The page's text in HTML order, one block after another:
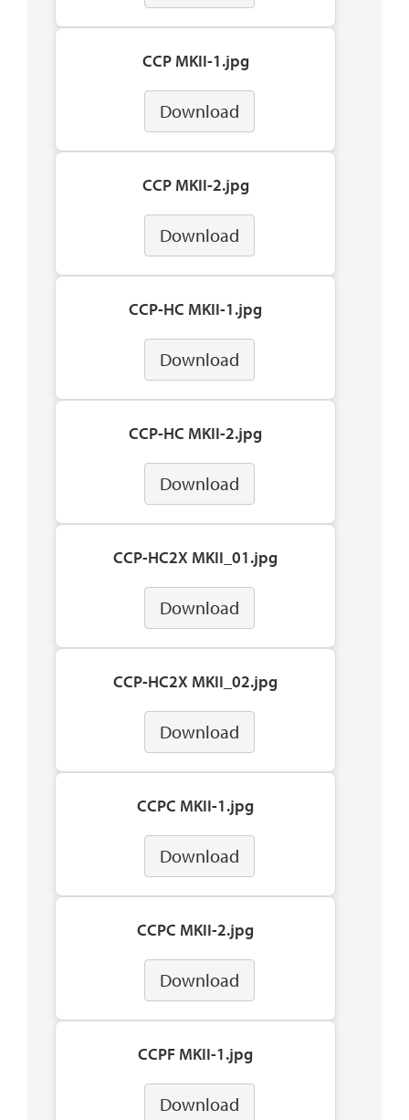
CCP MKII-1.jpg
Download
CCP MKII-2.jpg
Download
CCP-HC MKII-1.jpg
Download
CCP-HC MKII-2.jpg
Download
CCP-HC2X MKII_01.jpg
Download
CCP-HC2X MKII_02.jpg
Download
CCPC MKII-1.jpg
Download
CCPC MKII-2.jpg
Download
CCPF MKII-1.jpg
Download